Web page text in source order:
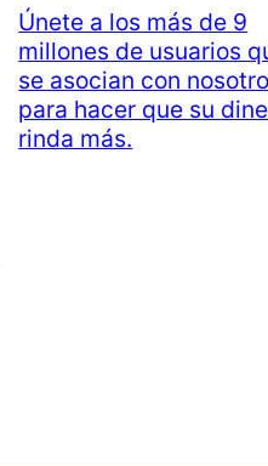
Únete a los más de 9
millones de usuarios
se asocian con
para hacer que su
rinda más.